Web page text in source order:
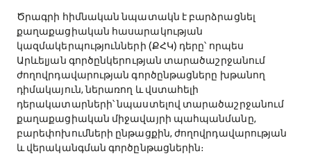
Ծրագրի հիմնական նպատակն է բարձրացնել
քաղաքացիական հասարակության
կազմակերպությունների (ՔՀԿ) դերը՝ որպես
Արևելյան գործընկերության տարածաշրջանում
ժողովրդավարության գործընթացները խթանող
դիմակայուն, ներառող և վստահելի
դերակատարների՝ նպաստելով տարածաշրջանում
քաղաքացիական միջավայրի պահպանմանը,
բարեփոխումների ընթացքին, ժողովրդավարության
և վերականգման գործընթացներին։